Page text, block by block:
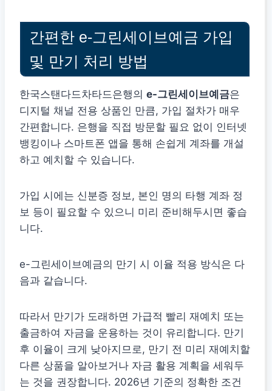
간편한 e-그린세이브예금 가입
및 만기 처리 방법
한국스탠다드차타드은행의 e-그린세이브예금은
디지털 채널 전용 상품인 만큼, 가입 절차가 매우
간편합니다. 은행을 직접 방문할 필요 없이 인터넷
뱅킹이나 스마트폰 앱을 통해 손쉽게 계좌를 개설
하고 예치할 수 있습니다.
가입 시에는 신분증 정보, 본인 명의 타행 계좌 정
보 등이 필요할 수 있으니 미리 준비해두시면 좋습
니다.
e-그린세이브예금의 만기 시 이율 적용 방식은 다
음과 같습니다.
따라서 만기가 도래하면 가급적 빨리 재예치 또는
출금하여 자금을 운용하는 것이 유리합니다. 만기
후 이율이 크게 낮아지므로, 만기 전 미리 재예치할
다른 상품을 알아보거나 자금 활용 계획을 세워두
는 것을 권장합니다. 2026년 기준의 정확한 조건